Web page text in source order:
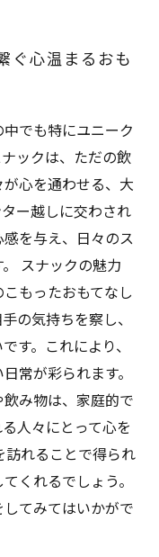
ぐ心温まるおも
でも特にユニーク
ックは、ただの飲
心を通わせる、大
ー越しに交わされ
を与え、日々のス
スナックの魅力
もったおもてなし
の気持ちを察し、
す。これにより、
常が彩られます。
み物は、家庭的で
人々にとって心を
訪れることで得られ
くれるでしょう。
てみてはいかがで